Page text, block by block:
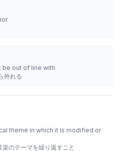
be out of line with
外れる
theme in which it is modified or
のテーマを繰り返すこと